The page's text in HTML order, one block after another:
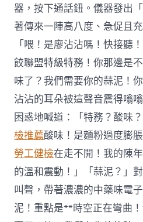
器，按下通話鈕。儀器發出
著傳來一陣高八度、急促且
「喂！是廖沾沾嗎！快接聽
餃聯盟特級特務！你那邊是
味了？我們需要你的蒜泥！
沾沾的耳朵被這聲音震得嗡
困惑地喊道：「特務？酸味
檢推薦酸味！是麵粉過度膨
勞工健檢在走不開！我的陳
的溫和震動！」「蒜泥？」
叫聲，帶著濃濃的中藥味電
泥！重點是**時空正在彎曲